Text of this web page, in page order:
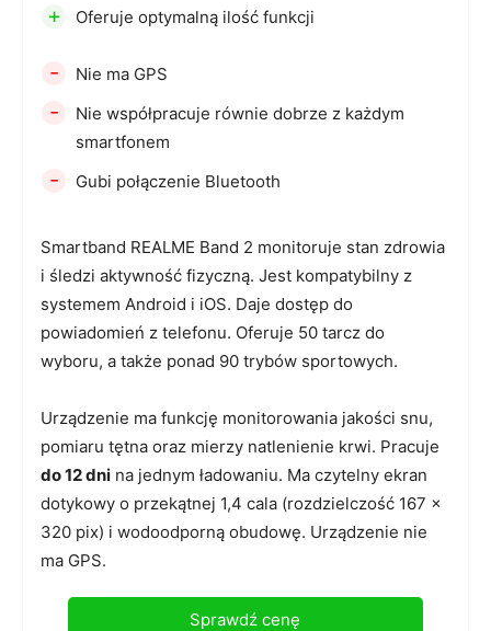
Smartband REALME Band 2 monitoruje stan zdrowia
i śledzi aktywność fizyczną. Jest kompatybilny z
systemem Android i iOS. Daje dostęp do
powiadomień z telefonu. Oferuje 50 tarcz do
wyboru, a także ponad 90 trybów sportowych.
Urządzenie ma funkcję monitorowania jakości snu,
pomiaru tętna oraz mierzy natlenienie krwi. Pracuje
do 12 dni na jednym ładowaniu. Ma czytelny ekran
dotykowy o przekątnej 1,4 cala (rozdzielczość 167 x
320 pix) i wodoodporną obudowę. Urządzenie nie
ma GPS.
+ Oferuje optymalną ilość funkcji
- Nie ma GPS
-
Nie współpracuje równie dobrze z każdym
smartfonem
- Gubi połączenie Bluetooth
Sprawdź cenę